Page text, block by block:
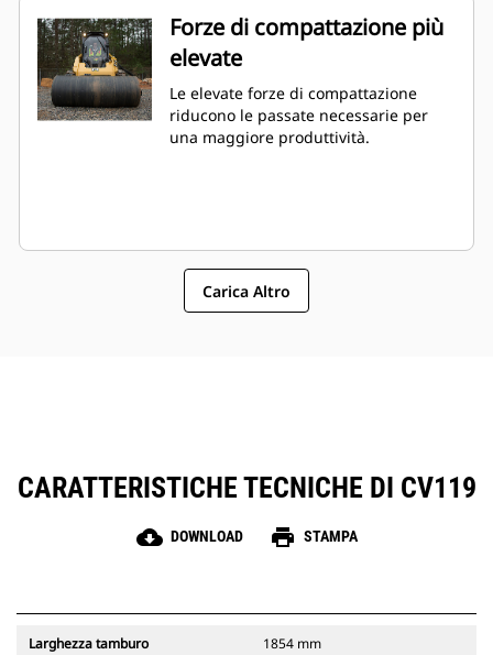
Forze di compattazione più
elevate
Le elevate forze di compattazione
riducono le passate necessarie per
una maggiore produttività.
Carica Altro
CARATTERISTICHE TECNICHE DI CV119
cloud_download DOWNLOAD print STAMPA
Larghezza tamburo 1854 mm